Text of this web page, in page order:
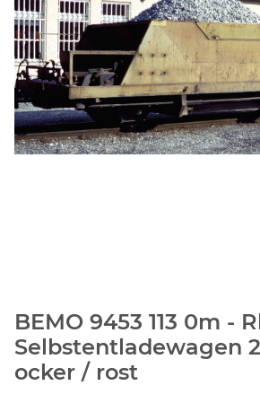
BEMO 9453 113 0m -
Selbstentladewagen
ocker / rost